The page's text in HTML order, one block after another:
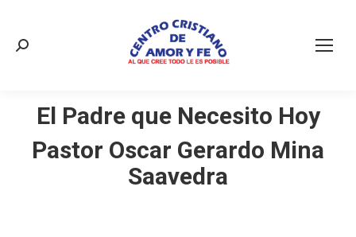
Buscar:
El Padre que Necesito Hoy
Pastor Oscar Gerardo Mina
Saavedra